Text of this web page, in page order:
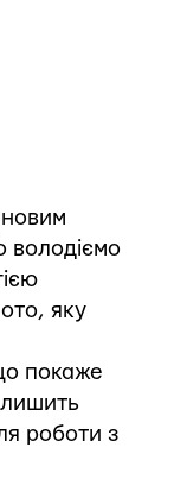
володіємо
яку
покаже
роботи з